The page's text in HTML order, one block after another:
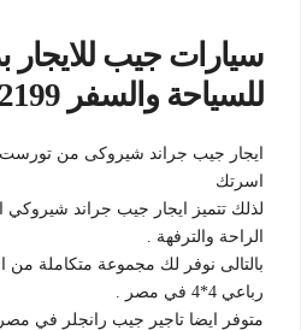
سيارات جيب
للسياحة والسفر 01100092199:
ايجار جيب جراند شيروكى من
اسرتك
لذلك تتميز ايجار جيب جراند شيروكي
الراحة والترفهة .
بالتالى نوفر لك مجموعة متكاملة
رباعي 4*4 في مصر .